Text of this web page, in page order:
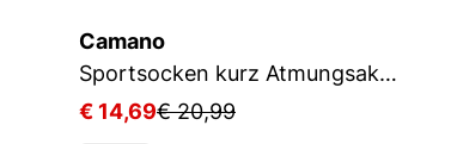
Camano
Sportsocken kurz Atmungsaktiv Bequem Perfekte Passform Tennissocken Verstärkt Herren und Damen pro tex
€ 14,69€ 20,99